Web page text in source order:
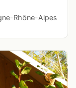
Rhône-Alpes